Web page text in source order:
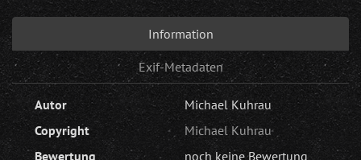
Information
Exif-Metadaten
Autor
Michael Kuhrau
Copyright
Michael Kuhrau
Bewertung
noch keine Bewertung